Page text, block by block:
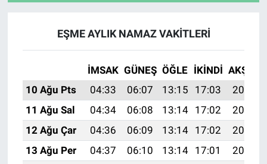
EŞME AYLIK NAMAZ VAKITLERI
İMSAK GÜNEŞ ÖĞLE İKINDI AKŞAM
10 Ağu Pts
04:33 06:07 13:15 17:03
20:12
11 Ağu Sal
04:34 06:08 13:14 17:02
20:11
12 Ağu Çar
04:36 06:09 13:14 17:02
20:10
13 Ağu Per
04:37 06:10 13:14 17:01
20:09